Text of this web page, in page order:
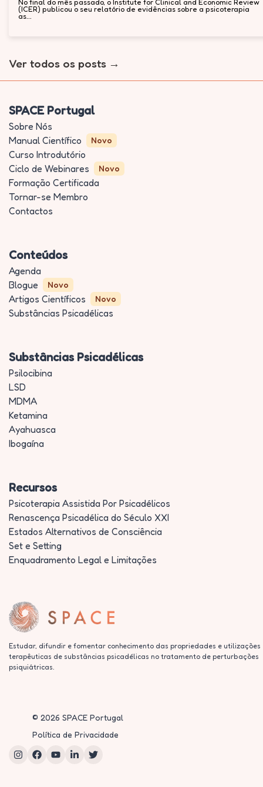
No final do mês passado, o Institute for Clinical and Economic Review
(ICER) publicou o seu relatório de evidências sobre a psicoterapia
as...
Ver todos os posts
SPACE Portugal
Sobre Nós
Manual Científico
Novo
Curso Introdutório
Ciclo de Webinares
Novo
Formação Certificada
Tornar-se Membro
Contactos
Conteúdos
Agenda
Blogue
Novo
Artigos Científicos Novo
Substâncias Psicadélicas
Substâncias Psicadélicas
Psilocibina
LSD
MDMA
Ketamina
Ayahuasca
Ibogaína
Recursos
Psicoterapia Assistida Por Psicadélicos
Renascença Psicadélica do Século XXI
Estados Alternativos de Consciência
Set e Setting
Enquadramento Legal e Limitações
Estudar, difundir e fomentar conhecimento das propriedades e utilizações
terapêuticas de substâncias psicadélicas no tratamento de perturbações
psiquiátricas.
© 2026 SPACE Portugal
Política de Privacidade
Instagram
Facebook
YouTube
LinkedInTwitter